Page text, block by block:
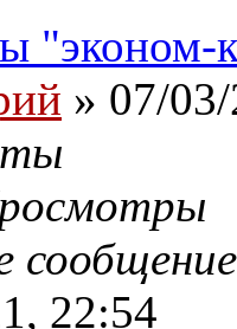
"эконом-
» 07/
22:54